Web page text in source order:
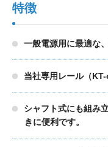
品質への取り組み
個人情報保護方針
特徴
一般電源用に最適な
当社専用レール（KT-
シャフト式にも組み
きに便利です。